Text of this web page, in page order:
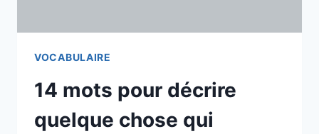
VOCABULAIRE
14 mots pour décrire
quelque chose qui